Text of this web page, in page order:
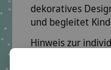
dekoratives
und begleitet
Hinweis zur